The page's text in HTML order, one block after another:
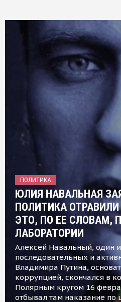
ПОЛИТИКА
ЮЛИЯ НАВАЛЬНАЯ
ПОЛИТИКА
ЭТО, ПО ЕЕ СЛОВАМ,
ЛАБОРАТОРИИ
Алексей Навальный, один
последовательных и
Владимира Путина,
коррупцией, скончался в
Полярным кругом 16
отбывал там наказание по